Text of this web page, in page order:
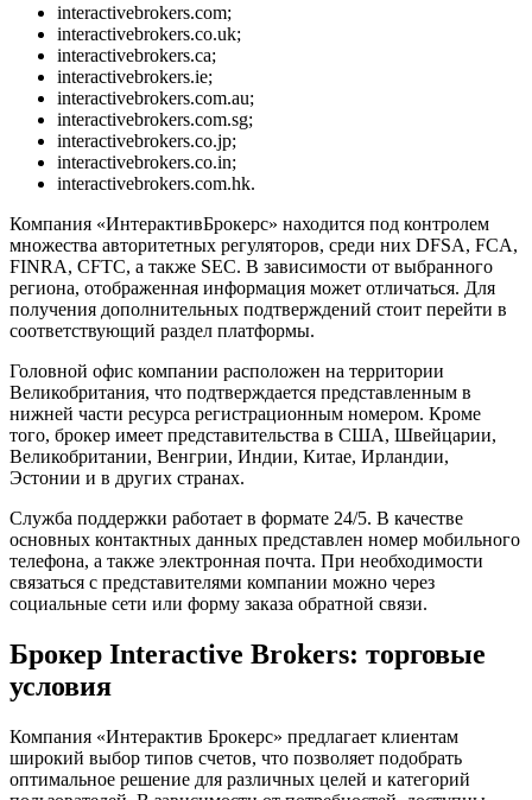
interactivebrokers.com;
interactivebrokers.co.uk;
interactivebrokers.ca;
interactivebrokers.ie;
interactivebrokers.com.au;
interactivebrokers.com.sg;
interactivebrokers.co.jp;
interactivebrokers.co.in;
interactivebrokers.com.hk.
Компания «ИнтерактивБрокерс» находится под контролем
множества авторитетных регуляторов, среди них DFSA, FCA,
FINRA, CFTC, а также SEC. В зависимости от выбранного
региона, отображенная информация может отличаться. Для
получения дополнительных подтверждений стоит перейти в
соответствующий раздел платформы.
Головной офис компании расположен на территории
Великобритания, что подтверждается представленным в
нижней части ресурса регистрационным номером. Кроме
того, брокер имеет представительства в США, Швейцарии,
Великобритании, Венгрии, Индии, Китае, Ирландии,
Эстонии и в других странах.
Служба поддержки работает в формате 24/5. В качестве
основных контактных данных представлен номер мобильного
телефона, а также электронная почта. При необходимости
связаться с представителями компании можно через
социальные сети или форму заказа обратной связи.
Брокер Interactive Brokers: торговые
условия
Компания «Интерактив Брокерс» предлагает клиентам
широкий выбор типов счетов, что позволяет подобрать
оптимальное решение для различных целей и категорий